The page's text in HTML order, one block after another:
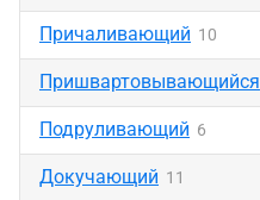
Причаливающий 10
Пришвартовывающийся
Подруливающий 6
Докучающий 11